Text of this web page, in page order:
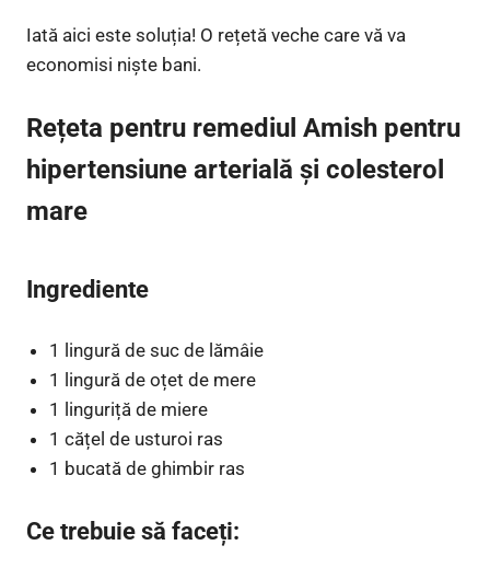
Iată aici este soluția! O rețetă veche care vă va
economisi niște bani.
Rețeta pentru remediul Amish pentru
hipertensiune arterială și colesterol
mare
Ingrediente
1 lingură de suc de lămâie
1 lingură de oțet de mere
1 linguriță de miere
1 cățel de usturoi ras
1 bucată de ghimbir ras
Ce trebuie să faceți: